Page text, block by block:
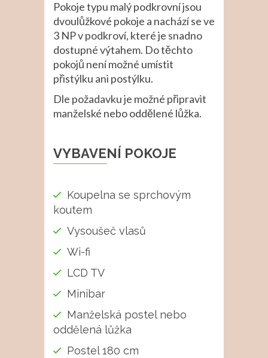
Pokoje typu malý podkrovní jsou
dvoulůžkové pokoje a nachází se ve
3 NP v podkroví, které je snadno
dostupné výtahem. Do těchto
pokojů není možné umístit
přistýlku ani postýlku.
Dle požadavku je možné připravit
manželské nebo oddělené lůžka.
VYBAVENÍ POKOJE
Koupelna se sprchovým
koutem
Vysoušeč vlasů
Wi-fi
LCD TV
Minibar
Manželská postel nebo
oddělená lůžka
Postel 180 cm